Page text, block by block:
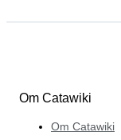
Om Catawiki
Om Catawiki